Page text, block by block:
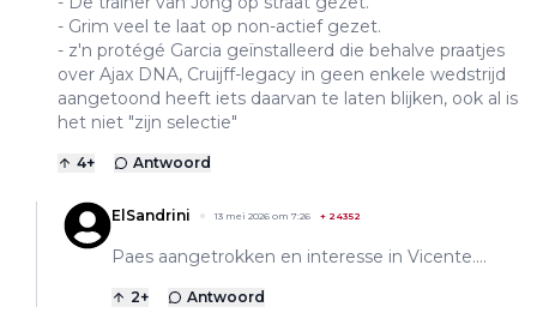
- Grim veel te laat op non-actief gezet.
- z'n protégé Garcia geïnstalleerd die behalve praatjes
over Ajax DNA, Cruijff-legacy in geen enkele wedstrijd
aangetoond heeft iets daarvan te laten blijken, ook al is
het niet "zijn selectie"
4+ Antwoord
ElSandrini 13 mei 2026 om 7:26 + 24352
Paes aangetrokken en interesse in Vicente....
2+ Antwoord